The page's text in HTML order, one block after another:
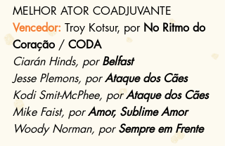
MELHOR ATOR COADJUVANTE
Vencedor: Troy Kotsur, por No Ritmo do
Coração / CODA
Ciarán Hinds, por Belfast
Jesse Plemons, por Ataque dos Cães
Kodi Smit-McPhee, por Ataque dos Cães
Mike Faist, por Amor, Sublime Amor
Woody Norman, por Sempre em Frente